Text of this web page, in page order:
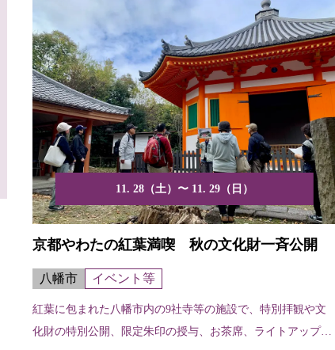
11. 28（土）〜 11. 29（日）
京都やわたの紅葉満喫 秋の文化財一斉公開
八幡市 イベント等
紅葉に包まれた八幡市内の9社寺等の施設で、特別拝観や文
化財の特別公開、限定朱印の授与、お茶席、ライトアップな